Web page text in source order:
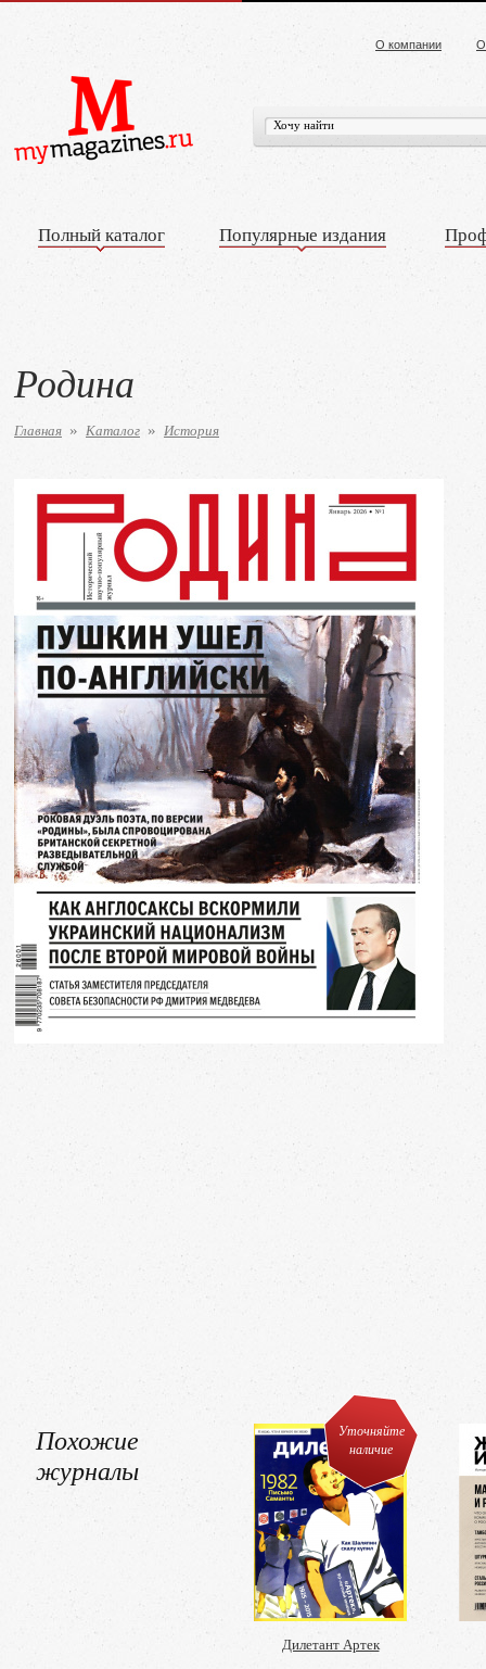
О компании
Полный каталог Популярные издания
Родина
Главная » Каталог » История
Похожие
журналы
Уточняйте
наличие
Дилетант Артек